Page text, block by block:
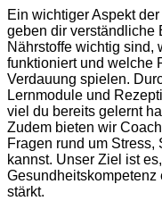
Ein wichtiger Aspekt
geben dir verständliche
Nährstoffe wichtig sind,
funktioniert und welche
Verdauung spielen.
Lernmodule und
viel du bereits gelernt
Zudem bieten wir
Fragen rund um
kannst. Unser Ziel ist
stärkt.